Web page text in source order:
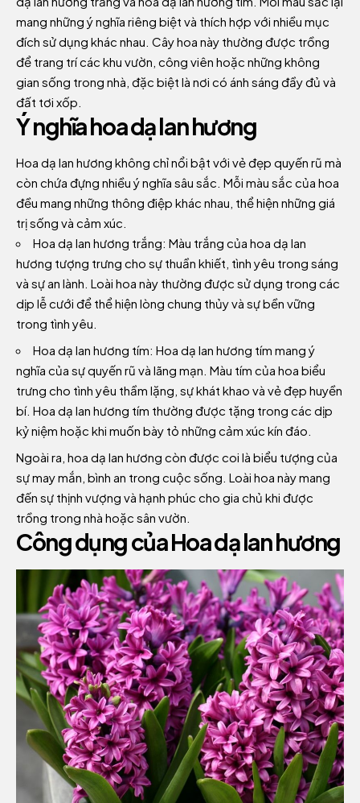
mang những ý nghĩa riêng biệt và thích hợp với nhiều mục
đích sử dụng khác nhau. Cây hoa này thường được trồng
để trang trí các khu vườn, công viên hoặc những không
gian sống trong nhà, đặc biệt là nơi có ánh sáng đầy đủ và
đất tơi xốp.
Ý nghĩa hoa dạ lan hương
Hoa dạ lan hương không chỉ nổi bật với vẻ đẹp quyến rũ mà
còn chứa đựng nhiều ý nghĩa sâu sắc. Mỗi màu sắc của hoa
đều mang những thông điệp khác nhau, thể hiện những giá
trị sống và cảm xúc.
Hoa dạ lan hương trắng: Màu trắng của hoa dạ lan
hương tượng trưng cho sự thuần khiết, tình yêu trong sáng
và sự an lành. Loài hoa này thường được sử dụng trong các
dịp lễ cưới để thể hiện lòng chung thủy và sự bền vững
trong tình yêu.
Hoa dạ lan hương tím: Hoa dạ lan hương tím mang ý
nghĩa của sự quyến rũ và lãng mạn. Màu tím của hoa biểu
trưng cho tình yêu thầm lặng, sự khát khao và vẻ đẹp huyền
bí. Hoa dạ lan hương tím thường được tặng trong các dịp
kỷ niệm hoặc khi muốn bày tỏ những cảm xúc kín đáo.
Ngoài ra, hoa dạ lan hương còn được coi là biểu tượng của
sự may mắn, bình an trong cuộc sống. Loài hoa này mang
đến sự thịnh vượng và hạnh phúc cho gia chủ khi được
trồng trong nhà hoặc sân vườn.
Công dụng của Hoa dạ lan hương